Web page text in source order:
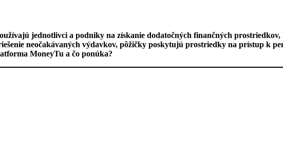
jednotlivci a podniky na získanie dodatočných finančných
neočakávaných výdavkov, pôžičky poskytujú prostriedky na prístup k
MoneyTu a čo ponúka?